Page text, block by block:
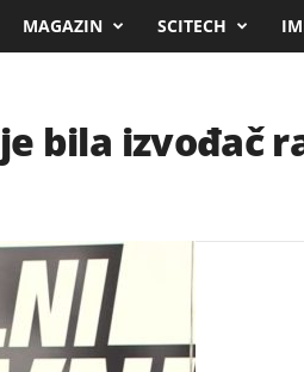
MAGAZIN SCITECH
bila izvođač